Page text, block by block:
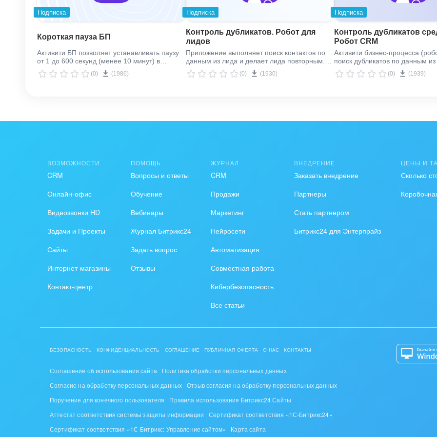
Подписка
Короткая пауза БП
Активити БП позволяет устанавливать паузу
от 1 до 600 секунд (менее 10 минут) в
бизнес-процессе
(0) (1986)
Подписка
Контроль дубликатов. Робот для
лидов
Приложение выполняет поиск контактов по
данным из лида и делает лида повторным.
Некоторые сервисы типа tilda.cc (тильда),
marquiz (марквиз) не контролируют
(0) (1930)
Подписка
Контроль дубликатов
Робот CRM
Активити бизнес-процесса
поиск дубликатов по данным из
лидов по трем сценариям:
объединение и разрешение
(0) (1939)
ВОЗМОЖНОСТИ
CRM
Онлайн-офис
Видеозвонки HD
Задачи и Проекты
Сайты
Интернет-магазины
Контакт-центр
ПОМОЩЬ
Вопросы и ответы
Обучение
Вебинары
Журнал Битрикс24
Задать вопрос
Отзывы
ЖУРНАЛ
CRM
Продажи
Маркетинг
Нейросети
Автоматизация
Совместная работа
Кибербезопасность
Все статьи
ВНЕДРЕНИЕ
Заказать внедрение
Партнеры
Стать партнером
Битрикс24 для Энтерпрайз
ЦЕНЫ И
Сколько
БЕЗОПАСНОСТЬ КОНФИДЕНЦИАЛЬНОСТЬ СОГЛАШЕНИЕ ПУБЛИЧНАЯ ОФЕРТА О НАС КОНТАКТЫ
Соглашение об использовании сайта
Политика обработки персональных данных
Согласие на обработку персональных данных Отзыв согласия на обработку персональных данных
Поручение для конечного пользователя
Правила использования Битрикс24 Сайты
Аттестат соответствия системы защиты информации
Сертификат соответствия «1С-Битрикс24»
Сертификат соответствия «1С-Битрикс: Управление сайтом»
Карта сайта